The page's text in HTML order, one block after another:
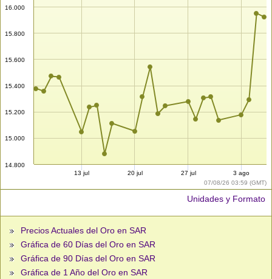
07/08/26 03:59 (GMT)
14.800
15.000
15.200
15.400
15.600
15.800
16.000
13 jul 20 jul 27 jul 3 ago
Unidades y Formato
Precios Actuales del Oro en SAR
Gráfica de 60 Días del Oro en SAR
Gráfica de 90 Días del Oro en SAR
Gráfica de 1 Año del Oro en SAR